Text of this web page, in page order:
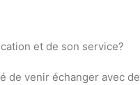
et de son service?
de venir échanger avec